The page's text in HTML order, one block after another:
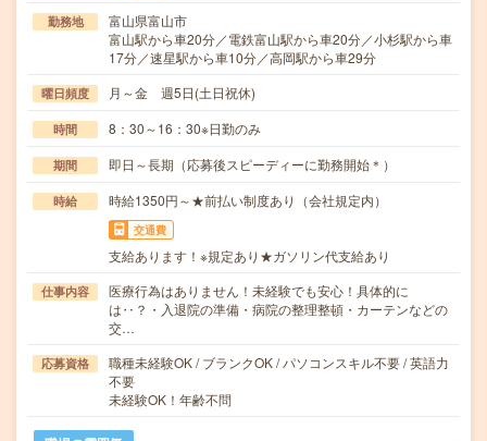
勤務地
富山県富山市
富山駅から車20分／電鉄富山駅から車20分／小杉駅から車
17分／速星駅から車10分／高岡駅から車29分
曜日頻度 月～金 週5日(土日祝休)
時間 8：30～16：30※日勤のみ
期間 即日～長期（応募後スピーディーに勤務開始＊）
時給 時給1350円～★前払い制度あり（会社規定内）
交通費
支給あります！※規定あり★ガソリン代支給あり
仕事内容
医療行為はありません！未経験でも安心！具体的に
は‥？・入退院の準備・病院の整理整頓・カーテンなどの
交…
応募資格
職種未経験OK / ブランクOK / パソコンスキル不要 / 英語力
不要
未経験OK！年齢不問